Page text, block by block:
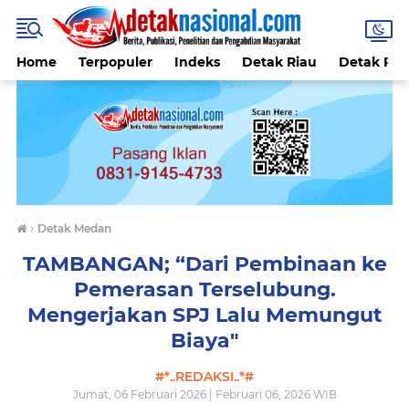
Home Terpopuler Indeks Detak Riau Detak
› Detak Medan
TAMBANGAN; “Dari Pembinaan ke
Pemerasan Terselubung.
Mengerjakan SPJ Lalu Memungut
Biaya"
#*..REDAKSI..*#
Jumat, 06 Februari 2026 | Februari 06, 2026 WIB